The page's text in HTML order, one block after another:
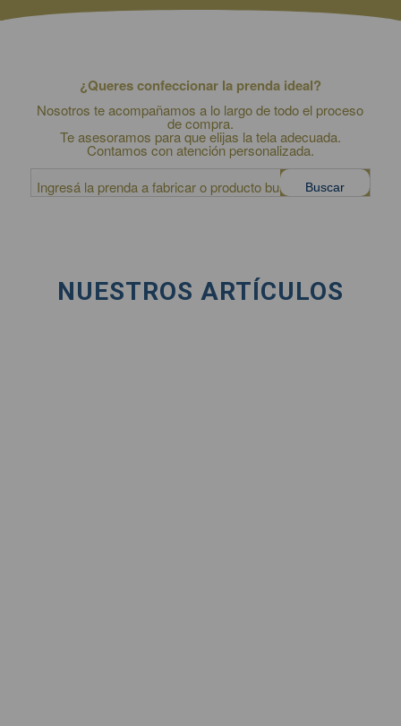
¿Queres confeccionar la prenda ideal?
Nosotros te acompañamos a lo largo de todo el proceso
de compra.
Te asesoramos para que elijas la tela adecuada.
Contamos con atención personalizada.
NUESTROS ARTÍCULOS